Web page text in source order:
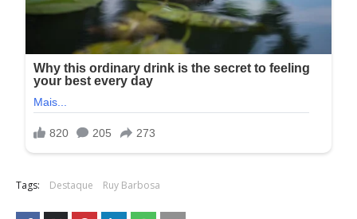
Tags: Destaque Ruy Barbosa